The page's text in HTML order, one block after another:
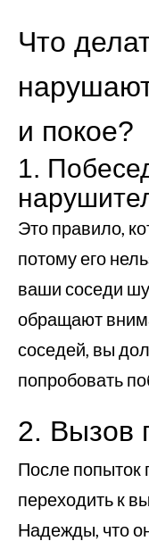
Что
и покое?
1.
Это правило,
потому его
ваши соседи
обращают
соседей, вы
попробовать
2. Вызов
После попыток
переходить к
Надежды, что